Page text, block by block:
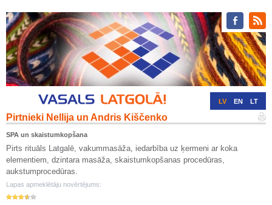
LV EN LT
Pirtnieki Nellija un Andris Kiščenko
SPA un skaistumkopšana
Pirts rituāls Latgalē, vakummasāža, iedarbība uz ķermeni ar koka
elementiem, dzintara masāža, skaistumkopšanas procedūras,
aukstumprocedūras.
Lapas apmeklētāju novērtējums: